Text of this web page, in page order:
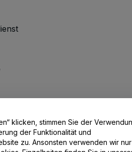
klicken, stimmen Sie der
der Funktionalität und
wir nur